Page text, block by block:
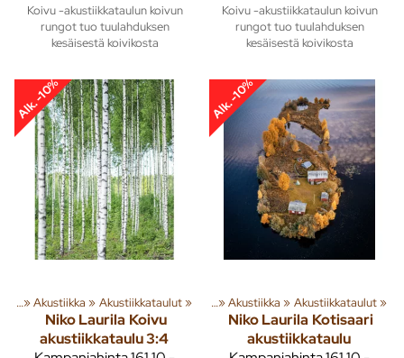
Koivu -akustiikkataulun koivun
rungot tuo tuulahduksen
kesäisestä koivikosta
Koivu -akustiikkataulun koivun
rungot tuo tuulahduksen
kesäisestä koivikosta
Alk. -10%
‪»Akustiikka ‪» Akustiikkataulut‪»
Niko Laurila Koivu
akustiikkataulu 3:4
Alk. -10%
Tuoteryhmiä ja tuotteita‪»Sisusta‪»Akustiikka ‪» Akustiikkataulut‪»
Niko Laurila Kotisaari
akustiikkataulu